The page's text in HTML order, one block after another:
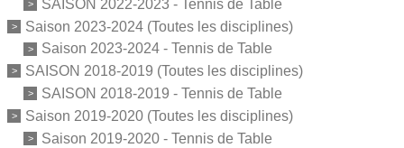
SAISON 2022-2023 - Tennis de Table
Saison 2023-2024 (Toutes les disciplines)
Saison 2023-2024 - Tennis de Table
SAISON 2018-2019 (Toutes les disciplines)
SAISON 2018-2019 - Tennis de Table
Saison 2019-2020 (Toutes les disciplines)
Saison 2019-2020 - Tennis de Table